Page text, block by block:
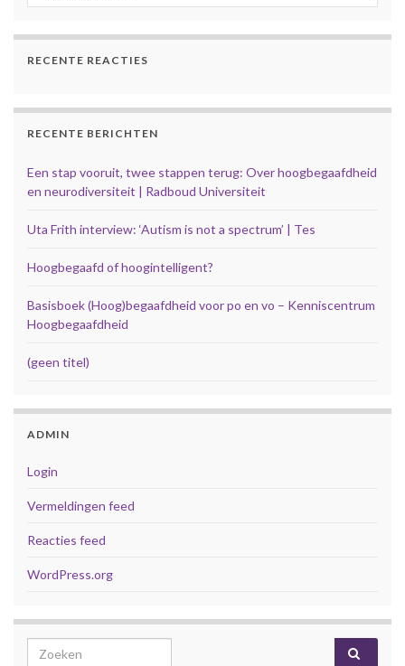
RECENTE REACTIES
RECENTE BERICHTEN
Een stap vooruit, twee stappen terug: Over hoogbegaafdheid
en neurodiversiteit | Radboud Universiteit
Uta Frith interview: ‘Autism is not a spectrum’ | Tes
Hoogbegaafd of hoogintelligent?
Basisboek (Hoog)begaafdheid voor po en vo – Kenniscentrum
Hoogbegaafdheid
(geen titel)
ADMIN
Login
Vermeldingen feed
Reacties feed
WordPress.org
Search for: